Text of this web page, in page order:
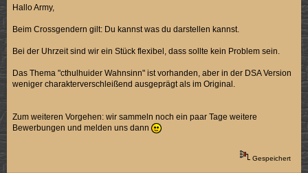
Hallo Army,
Beim Crossgendern gilt: Du kannst was du darstellen kannst.
Bei der Uhrzeit sind wir ein Stück flexibel, dass sollte kein Problem sein.
Das Thema "cthulhuider Wahnsinn" ist vorhanden, aber in der DSA Version
weniger charakterverschleißend ausgeprägt als im Original.
Zum weiteren Vorgehen: wir sammeln noch ein paar Tage weitere
Bewerbungen und melden uns dann
Gespeichert